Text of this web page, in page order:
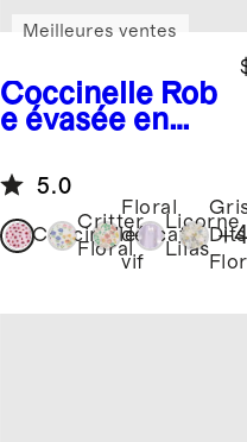
Coccinelle Rob
e évasée en
biologique à
poches
Meilleures ventes
5.0
Coccinelle
Critter
Floral
Floral
délicat
vif
Licorne
Lilas
+